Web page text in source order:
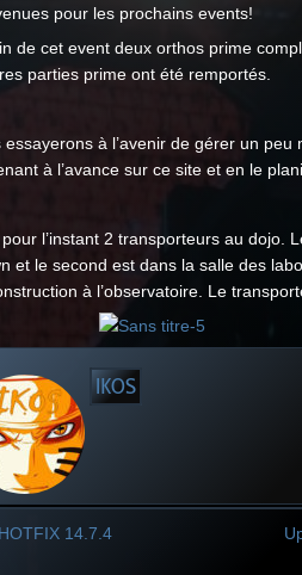
pour les prochains events!
de cet event deux orthos prime
parties prime ont été remportés.
essayerons à l’avenir de gérer un peu
à l’avance sur ce site et en le
l’instant 2 transporteurs au dojo.
et le second est dans la salle des
à l’observatoire. Le
IKOS
HOTFIX 14.7.4